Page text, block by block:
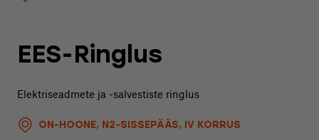
EES-Ringlus
Elektriseadmete ja -salvestiste ringlus
ON-HOONE, N2-SISSEPÄÄS, IV KORRUS